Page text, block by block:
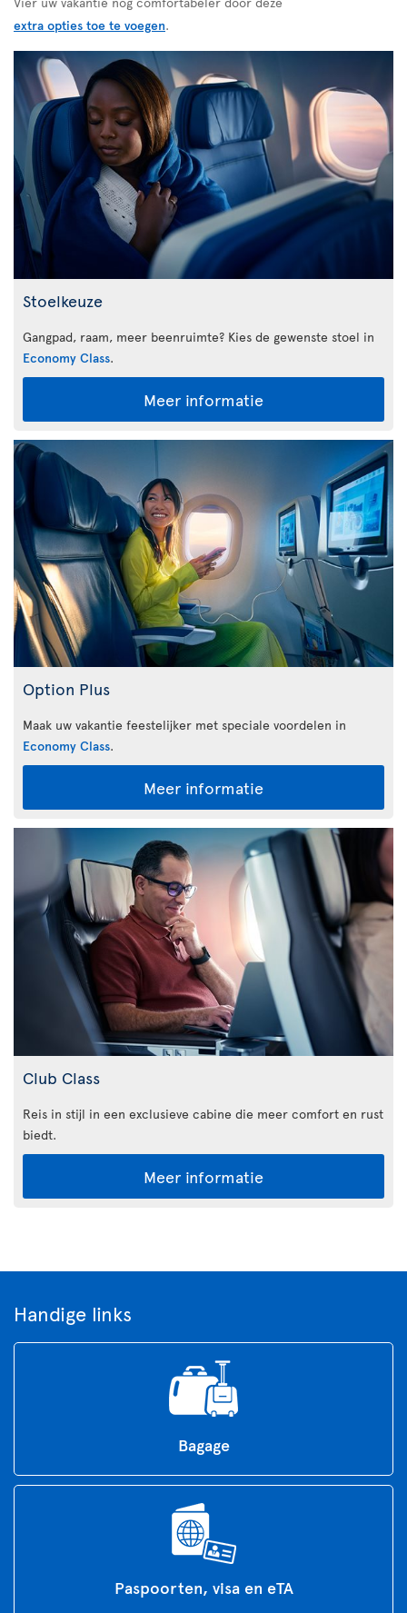
extra opties toe te voegen.
Stoelkeuze
Gangpad, raam, meer beenruimte? Kies de gewenste stoel in
Economy Class.
Meer informatie
Option Plus
Maak uw vakantie feestelijker met speciale voordelen in
Economy Class.
Meer informatie
Club Class
Reis in stijl in een exclusieve cabine die meer comfort en rust
biedt.
Meer informatie
Handige links
Bagage
Paspoorten, visa en eTA